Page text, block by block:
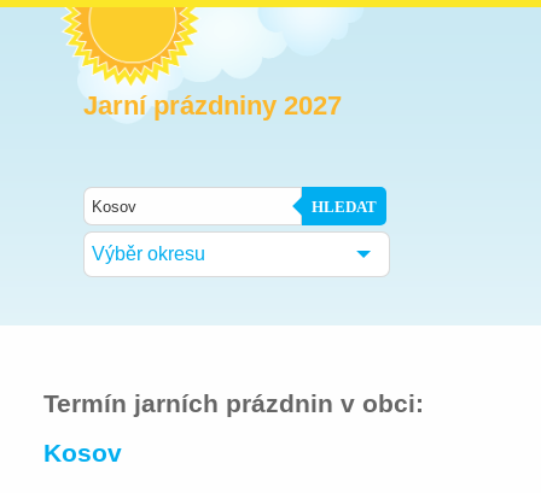
Jarní prázdniny 2027
HLEDAT
Výběr okresu
Termín jarních prázdnin v obci:
Kosov